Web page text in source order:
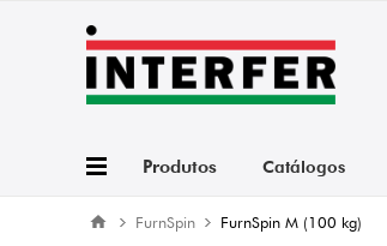
Produtos Catálogos
FurnSpin FurnSpin M (100 kg)